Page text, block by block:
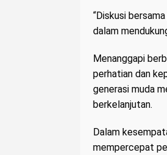
“Diskusi
dalam
Menanggapi
perhatian dan
generasi muda
berkelanjutan.
Dalam
mempercepat